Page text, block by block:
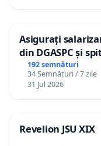
Asigurați
din DGASPC și
192 semnături
34 Semnături / 7 zile
31 Jul 2026
Revelion JSU XIX